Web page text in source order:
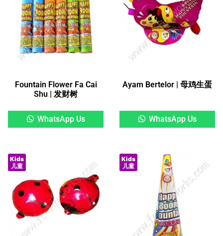
Fountain Flower Fa Cai
Shu | 发财树
WhatsApp Us
Ayam Bertelor | 母鸡生蛋
WhatsApp Us
Kids
儿童
Kids
儿童